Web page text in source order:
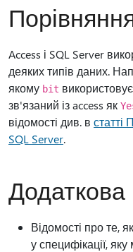
Access і SQL Server
деяких типів даних.
якому bit
зв'язаний із access як
відомості див. в статті
SQL Server.
Додаткова
Відомості про те,
у специфікації,